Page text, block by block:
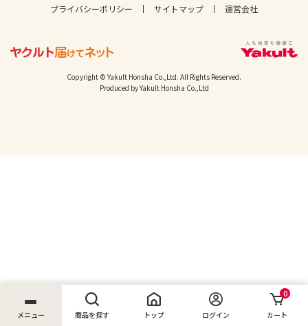
メニュー 商品を探す トップ ログイン
0
カート
プライバシーポリシー
サイトマップ 運営会社
Copyright © Yakult Honsha Co.,Ltd. All Rights Reserved.
Produced by Yakult Honsha Co.,Ltd